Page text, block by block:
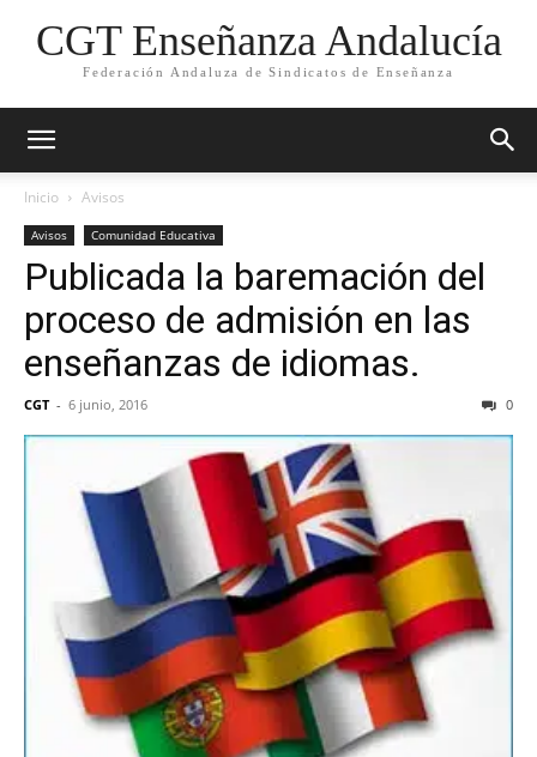
CGT Enseñanza Andalucía
Federación Andaluza de Sindicatos de Enseñanza
Inicio Avisos
Avisos Comunidad Educativa
Publicada la baremación del
proceso de admisión en las
enseñanzas de idiomas.
CGT - 6 junio, 2016 0